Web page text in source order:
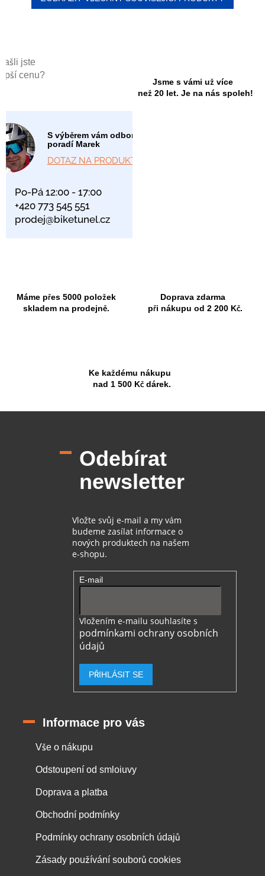
jste
cenu?
S výběrem vám odborně
poradí Marek
DOTAZ NA PRODUKT
Po-Pá 12:00 - 17:00
+420 773 545 551
prodej@biketunel.cz
Jsme s vámi už více
než 20 let. Je na nás spoleh!
Máme přes 5000 položek
skladem na prodejně.
Doprava zdarma
při nákupu od 2 200 Kč.
Ke každému nákupu
nad 1 500 Kč dárek.
Odebírat
newsletter
Vložte svůj e-mail a my vám
budeme zasílat informace o
nových produktech na našem
e-shopu.
E-mail
Vložením e-mailu souhlasíte s
podmínkami ochrany osobních
údajů
PŘIHLÁSIT SE
Informace pro vás
Vše o nákupu
Odstoupení od smloiuvy
Doprava a platba
Obchodní podmínky
Podmínky ochrany osobních údajů
Zásady používání souborů cookies